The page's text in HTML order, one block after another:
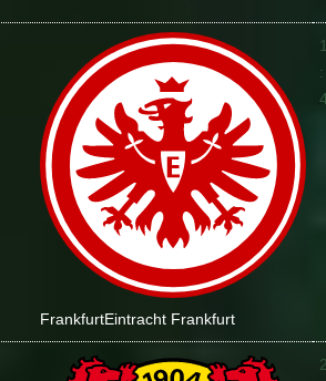
FrankfurtEintracht Frankfurt
: